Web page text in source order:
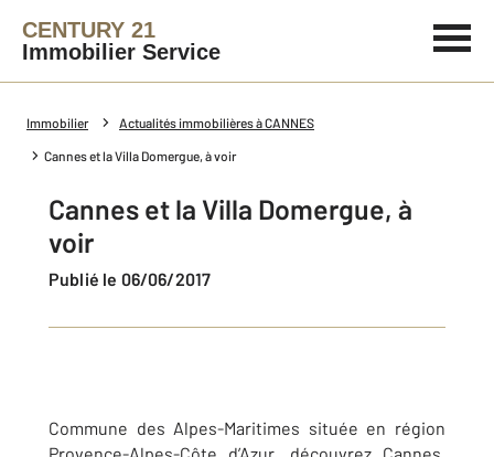
CENTURY 21
Immobilier Service
Immobilier Actualités immobilières à CANNES
Cannes et la Villa Domergue, à voir
Cannes et la Villa Domergue, à
voir
Publié le 06/06/2017
Commune des Alpes-Maritimes située en région